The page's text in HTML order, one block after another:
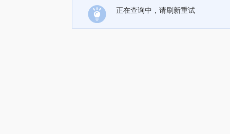
正在查询中，请刷新重试